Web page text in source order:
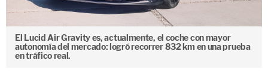
El Lucid Air Gravity es, actualmente, el coche con mayor
autonomía del mercado: logró recorrer 832 km en una prueba
en tráfico real.